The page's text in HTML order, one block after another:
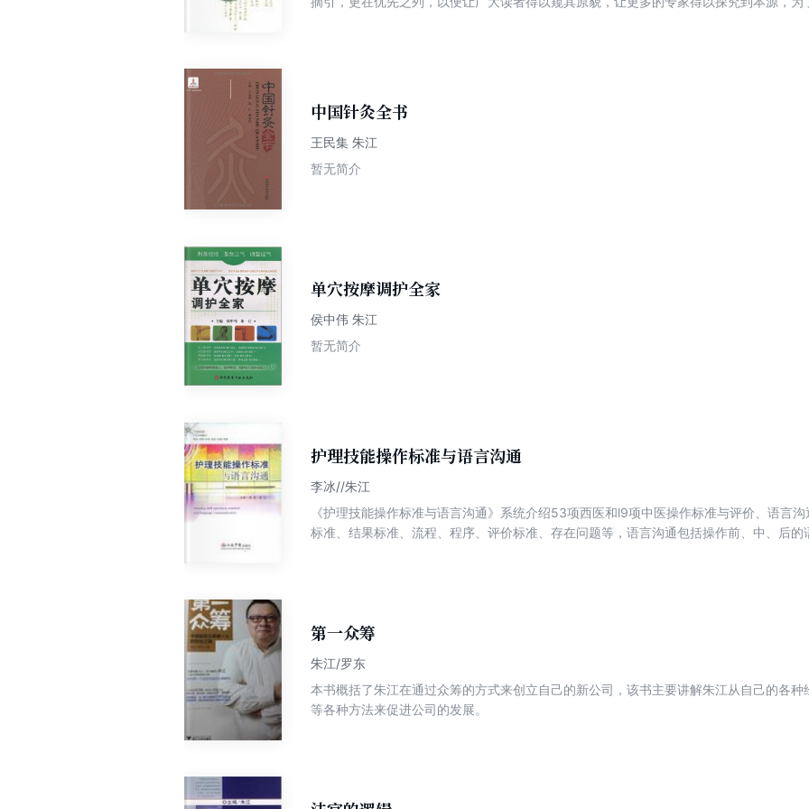
中国针灸全书
王民集 朱江
暂无简介
单穴按摩调护全家
侯中伟 朱江
暂无简介
护理技能操作标准与语言沟通
李冰//朱江
《护理技能操作标准与语言沟通》系统介绍53项西医和l9项中医操作标准与评价、语言
标准、结果标准、流程、程序、评价标准、存在问题等，语言沟通包括操作前、中、后的
第一众筹
朱江/罗东
本书概括了朱江在通过众筹的方式来创立自己的新公司，该书主要讲解朱江从自己的各
等各种方法来促进公司的发展。